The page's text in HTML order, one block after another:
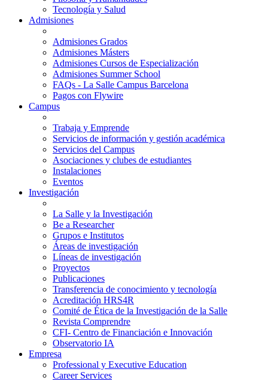
Tecnología y Salud
Admisiones
Admisiones Grados
Admisiones Másters
Admisiones Cursos de Especialización
Admisiones Summer School
FAQs - La Salle Campus Barcelona
Pagos con Flywire
Campus
Trabaja y Emprende
Servicios de información y gestión académica
Servicios del Campus
Asociaciones y clubes de estudiantes
Instalaciones
Eventos
Investigación
La Salle y la Investigación
Be a Researcher
Grupos e Institutos
Áreas de investigación
Líneas de investigación
Proyectos
Publicaciones
Transferencia de conocimiento y tecnología
Acreditación HRS4R
Comité de Ética de la Investigación de la Salle
Revista Comprendre
CFI- Centro de Financiación e Innovación
Observatorio IA
Empresa
Professional y Executive Education
Career Services